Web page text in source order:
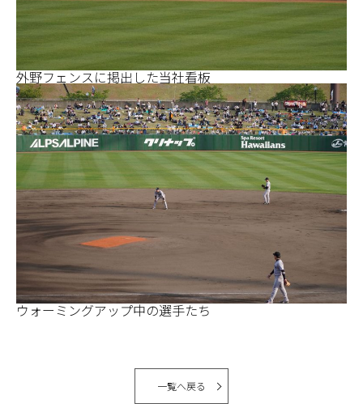
外野フェンスに掲出した当社看板
ウォーミングアップ中の選手たち
一覧へ戻る